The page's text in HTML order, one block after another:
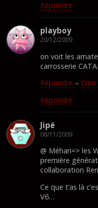
Répondre
playboy
20/12/2009
on voit les
carrosserie
Répondre – Citer
Répondre
Jipé
08/11/2009
@ Méhari=> les
première
collaboration
Ce que t’as là
V6…